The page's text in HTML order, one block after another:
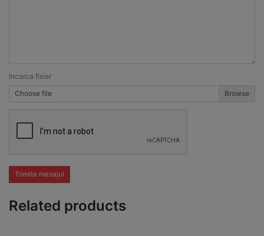
Incarca fisier
Choose file
Trimite mesajul
Related products